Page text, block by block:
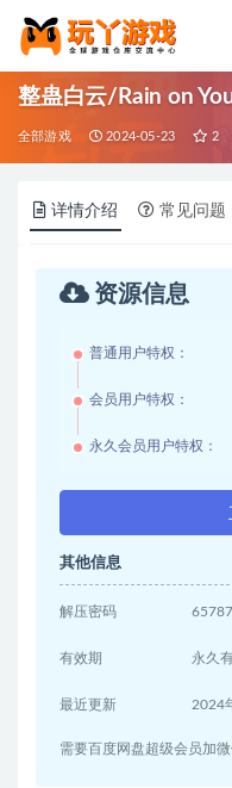
整蛊白云/Rain on
全部游戏 2024-05-23 2
详情介绍 常见问题
资源信息
普通用户特权：
会员用户特权：
永久会员用户特权：
其他信息
解压密码
有效期 永久
最近更新 2024
需要百度网盘超级会员加